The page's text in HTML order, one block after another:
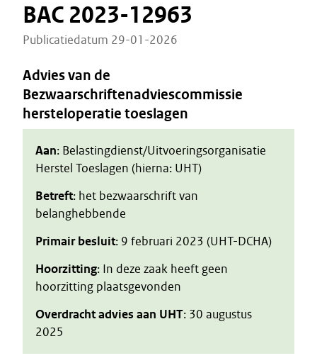
BAC 2023-12963
Publicatiedatum 29-01-2026
Advies van de
Bezwaarschriftenadviescommissie
hersteloperatie toeslagen
Aan: Belastingdienst/Uitvoeringsorganisatie
Herstel Toeslagen (hierna: UHT)
Betreft: het bezwaarschrift van
belanghebbende
Primair besluit: 9 februari 2023 (UHT-DCHA)
Hoorzitting: In deze zaak heeft geen
hoorzitting plaatsgevonden
Overdracht advies aan UHT: 30 augustus
2025